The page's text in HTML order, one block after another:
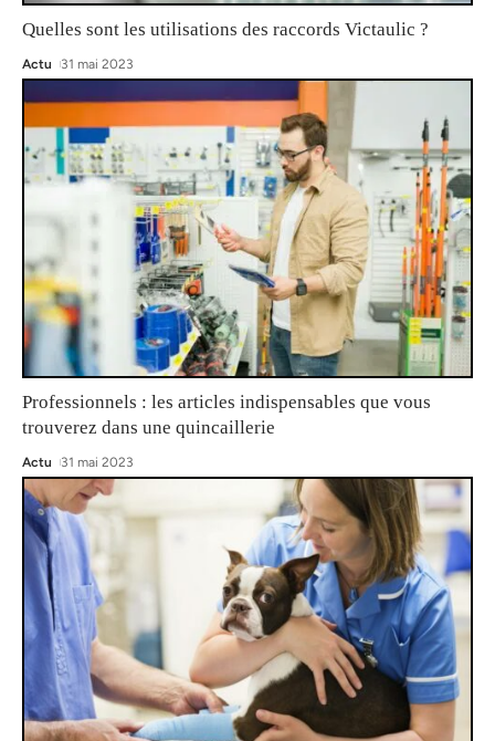
Quelles sont les utilisations des raccords Victaulic ?
Actu 31 mai 2023
Professionnels : les articles indispensables que vous
trouverez dans une quincaillerie
Actu 31 mai 2023